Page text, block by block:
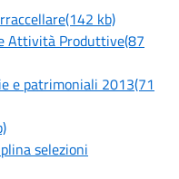
kb)
Attività Produttive(87
e patrimoniali 2013(71
selezioni